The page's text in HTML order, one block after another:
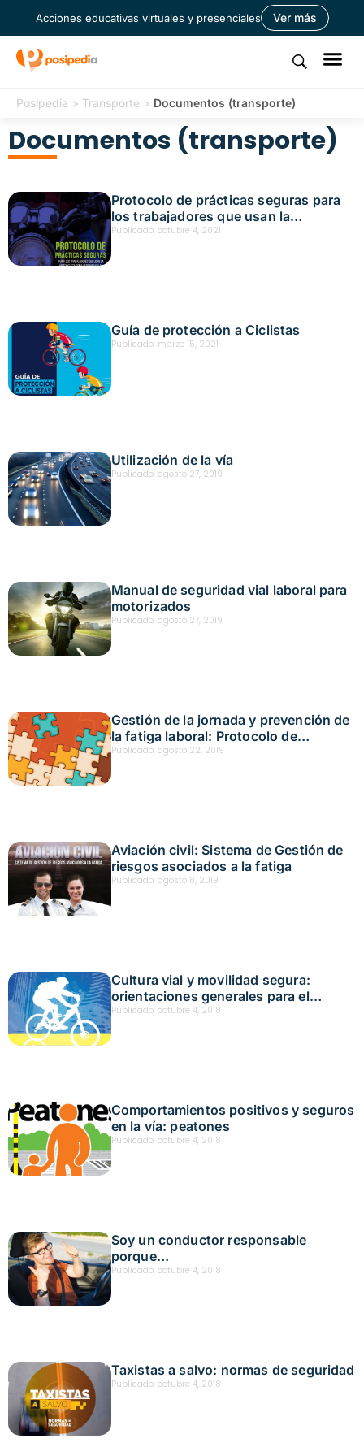
Acciones educativas virtuales y presenciales Ver más
Posipedia > Transporte > Documentos (transporte)
Documentos (transporte)
Protocolo de prácticas seguras para
los trabajadores que usan la
motocicleta como herramienta de
Publicado: octubre 4, 2021
Guía de protección a Ciclistas
Publicado: marzo 15, 2021
Utilización de la vía
Publicado: agosto 27, 2019
Manual de seguridad vial laboral para
motorizados
Publicado: agosto 27, 2019
Gestión de la jornada y prevención de
la fatiga laboral: Protocolo de
intervención de factores
Publicado: agosto 22, 2019
Aviación civil: Sistema de Gestión de
riesgos asociados a la fatiga
Publicado: agosto 8, 2019
Cultura vial y movilidad segura:
orientaciones generales para el
ciclista en la ciudad de Bogotá
Publicado: octubre 4, 2018
Comportamientos positivos y seguros
en la vía: peatones
Publicado: octubre 4, 2018
Soy un conductor responsable
porque…
Publicado: octubre 4, 2018
Taxistas a salvo: normas de seguridad
Publicado: octubre 4, 2018